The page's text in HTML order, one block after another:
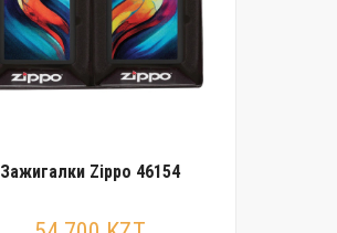
Зажигалки Zippo 46154